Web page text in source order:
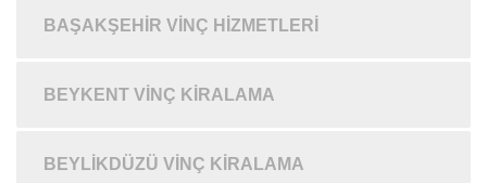
BAŞAKŞEHIR VINÇ HIZMETLERI
BEYKENT VINÇ KIRALAMA
BEYLIKDÜZÜ VINÇ KIRALAMA